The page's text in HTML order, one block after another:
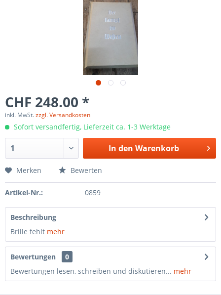
CHF 248.00 *
inkl. MwSt.zzgl. Versandkosten
Sofort versandfertig, Lieferzeit ca. 1-3 Werktage
In den Warenkorb
Merken Bewerten
Artikel-Nr.: 0859
Beschreibung
Brille fehlt mehr
Bewertungen
0
Bewertungen lesen, schreiben und diskutieren... mehr